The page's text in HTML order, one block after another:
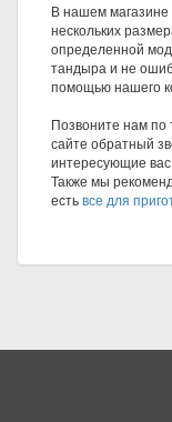
В нашем
нескольких
определенной
тандыра и не
помощью нашего
Позвоните нам по
сайте обратный
интересующие
Также мы
естьвсе для